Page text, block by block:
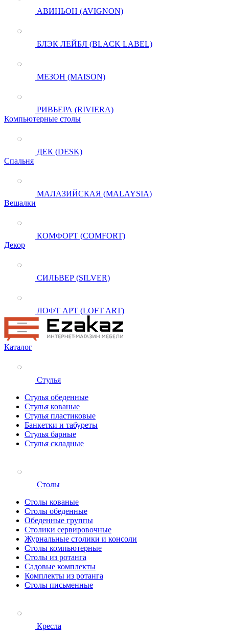
АВИНЬОН (AVIGNON)
БЛЭК ЛЕЙБЛ (BLACK LABEL)
МЕЗОН (MAISON)
РИВЬЕРА (RIVIERA)
Компьютерные столы
ДЕК (DESK)
Спальня
МАЛАЗИЙСКАЯ (MALAYSIA)
Вешалки
КОМФОРТ (COMFORT)
Декор
СИЛЬВЕР (SILVER)
ЛОФТ АРТ (LOFT ART)
Каталог
Стулья
Стулья обеденные
Стулья кованые
Стулья пластиковые
Банкетки и табуреты
Стулья барные
Стулья складные
Столы
Столы кованые
Столы обеденные
Обеденные группы
Столики сервировочные
Журнальные столики и консоли
Столы компьютерные
Столы из ротанга
Садовые комплекты
Комплекты из ротанга
Столы письменные
Кресла